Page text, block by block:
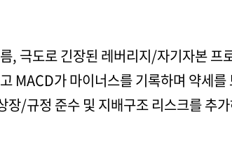
, 극도로 긴장된 레버리지/자기자본 프
MACD가 마이너스를 기록하며 약세를
/규정 준수 및 지배구조 리스크를 추